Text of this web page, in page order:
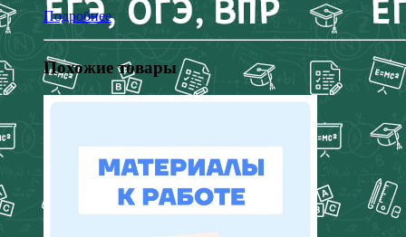
Подробнее
Похожие товары